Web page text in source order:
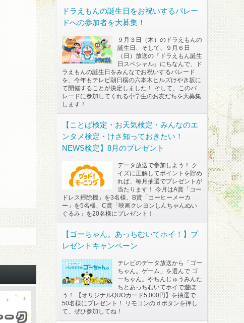
ドラえもんの誕生日をお祝いするパレー
ドへの参加者を大募集！
９月３日（木）のドラえもんの
誕生日、そして、９月６日
（日）放送の『ドラえもん誕生
日スペシャル』にちなんで、ド
ラえもんの誕生日をみんなでお祝いするパレード
を、今年もテレビ朝日横の六本木ヒルズけやき坂に
て開催することが決定しました！ そして、このパ
レードに参加してくれる小学生のお友だちを大募集
します！
【ことば検定・お天気検定・みんなのエ
ンタメ検定・けさ知っておきたい！
NEWS検定】8月のプレゼント
データ放送で参加しよう！ ク
イズに正解してポイントを貯め
れば、毎月抽選でプレゼントが
当たります！ 今月はA賞「コー
ドレス掃除機」を3名様、B賞「コーヒーメーカ
ー」を5名様、C賞「映画クレヨンしんちゃんぬい
ぐるみ」を20名様にプレゼント！
【ゴーちゃん。あっちむいてホイ！】プ
レゼントキャンペーン
テレビのデータ放送から「ゴー
ちゃん。ゲーム」を選んで ゴ
ーちゃん。やちんじゅうみんた
ちとあっちむいてホイで遊ぼ
う！ 【オリジナルQUOカード5,000円】を抽選で
50名様にプレゼント！ リモコンのｄボタンを押し
て、ぜひ参加してね！